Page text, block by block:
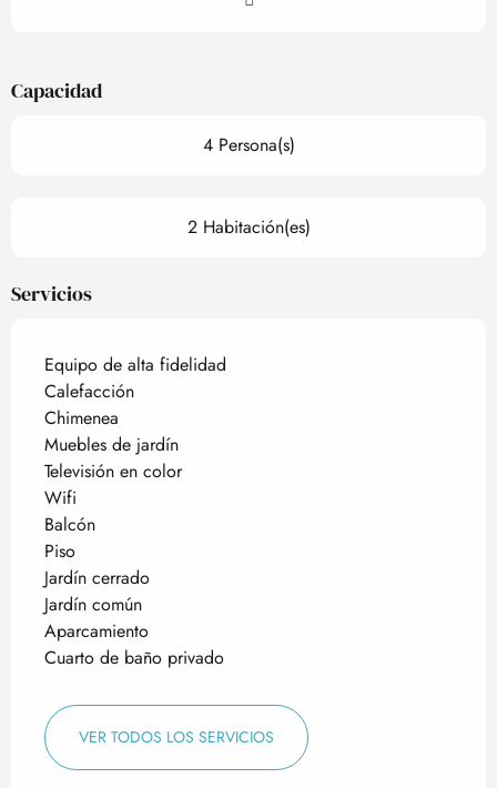
Capacidad
4 Persona(s)
2 Habitación(es)
Servicios
Equipo de alta fidelidad
Calefacción
Chimenea
Muebles de jardín
Televisión en color
Wifi
Balcón
Piso
Jardín cerrado
Jardín común
Aparcamiento
Cuarto de baño privado
VER TODOS LOS SERVICIOS